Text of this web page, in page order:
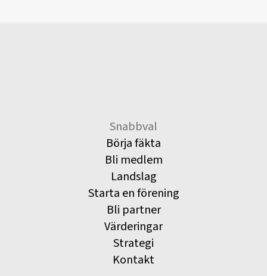
Snabbval
Börja fäkta
Bli medlem
Landslag
Starta en förening
Bli partner
Värderingar
Strategi
Kontakt